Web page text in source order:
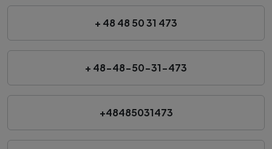
+ 48 48 50 31 473
+ 48-48-50-31-473
+48485031473